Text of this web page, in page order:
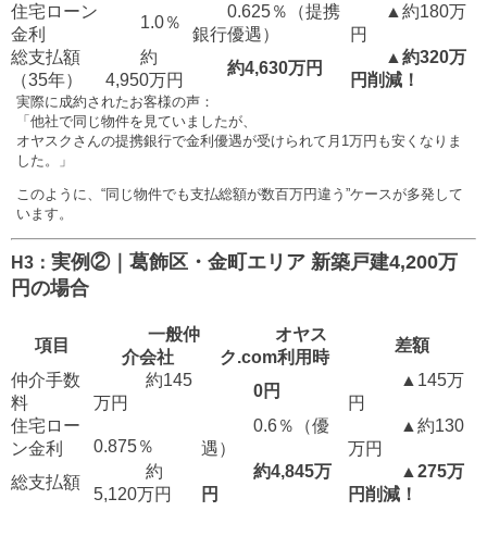
住宅ローン
金利
1.0％
0.625％（提携
銀行優遇）
▲約180万
円
総支払額
（35年）
約
4,950万円
約4,630万円
▲約320万
円削減！
実際に成約されたお客様の声：
「他社で同じ物件を見ていましたが、
オヤスクさんの提携銀行で金利優遇が受けられて月1万円も安くなりま
した。」
このように、“同じ物件でも支払総額が数百万円違う”ケースが多発して
います。
H3： 実例②｜葛飾区・金町エリア 新築戸建4,200万
円の場合
項目
一般仲
介会社
オヤス
ク.com利用時
差額
仲介手数
料
約145
万円
0円
▲145万
円
住宅ロー
ン金利
0.875％
0.6％（優
遇）
▲約130
万円
総支払額
約
5,120万円
約4,845万
円
▲275万
円削減！